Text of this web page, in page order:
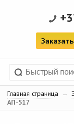
Главная страница →
АП-517